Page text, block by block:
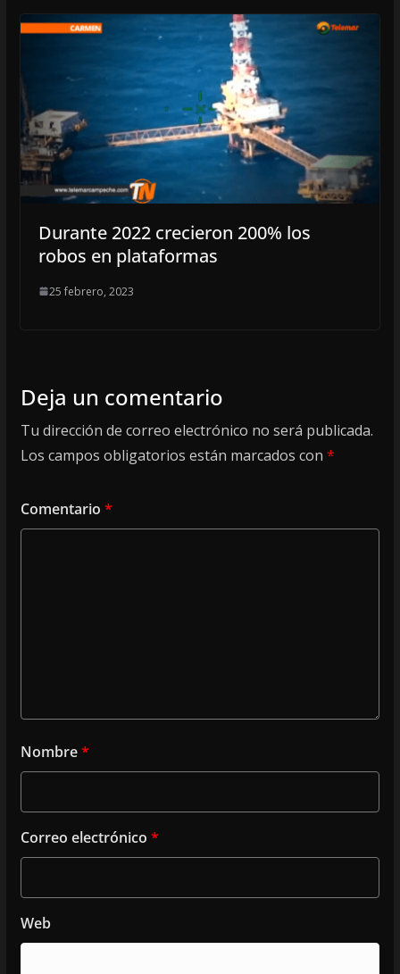
Durante 2022 crecieron 200% los
robos en plataformas
25 febrero, 2023
Deja un comentario
Tu dirección de correo electrónico no será publicada.
Los campos obligatorios están marcados con *
Comentario *
Nombre*
Correo electrónico *
Web